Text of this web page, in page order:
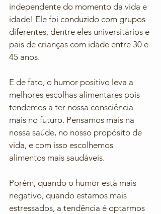
independente do momento da vida e
idade! Ele foi conduzido com grupos
diferentes, dentre eles universitários e
pais de crianças com idade entre 30 e
45 anos.
E de fato, o humor positivo leva a
melhores escolhas alimentares pois
tendemos a ter nossa consciência
mais no futuro. Pensamos mais na
nossa saúde, no nosso propósito de
vida, e com isso escolhemos
alimentos mais saudáveis.
Porém, quando o humor está mais
negativo, quando estamos mais
estressados, a tendência é optarmos